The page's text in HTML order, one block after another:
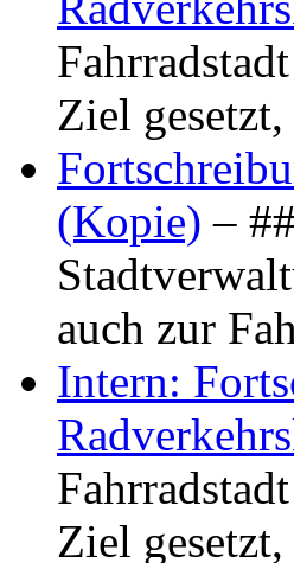
Ziel
(Kopie) –
auch zur
Intern:
Ziel